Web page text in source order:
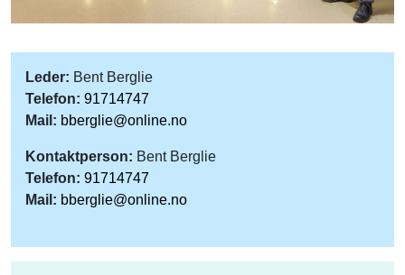
Leder: Bent Berglie
Telefon: 91714747
Mail: bberglie@online.no
Kontaktperson: Bent Berglie
Telefon: 91714747
Mail: bberglie@online.no